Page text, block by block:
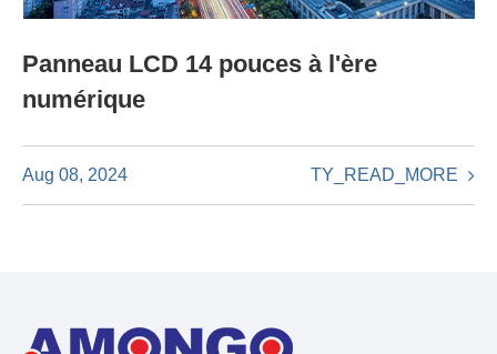
Panneau LCD 14 pouces à l'ère
numérique
Aug 08, 2024 TY_READ_MORE